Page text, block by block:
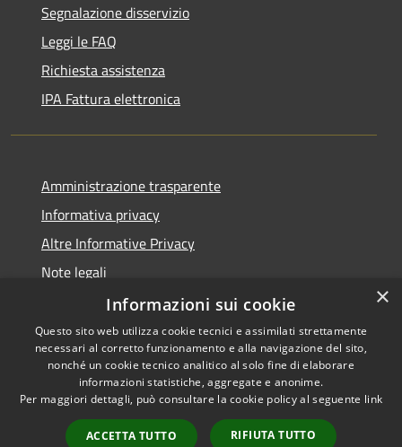
Segnalazione disservizio
Leggi le FAQ
Richiesta assistenza
IPA Fattura elettronica
Amministrazione trasparente
Informativa privacy
Altre Informative Privacy
Note legali
Dichiarazione di accessibilità
RSS
Accessibilità
Copyright © 2026 • Comune di
Municipium•
Accesso
×
Informazioni sui cookie
Questo sito web utilizza cookie tecnici e assimilati strettamente
necessari al corretto funzionamento e alla navigazione del sito,
nonché un cookie tecnico analitico al solo fine di elaborare
informazioni statistiche, aggregate e anonime.
Per maggiori dettagli, può consultare la cookie policy al seguente link
ACCETTA TUTTO RIFIUTA TUTTO